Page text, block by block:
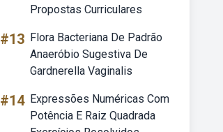
Propostas Curriculares
#13 Flora Bacteriana De Padrão
Anaeróbio Sugestiva De
Gardnerella Vaginalis
#14 Expressões Numéricas Com
Potência E Raiz Quadrada